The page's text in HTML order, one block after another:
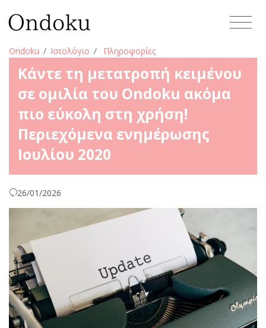
Ondoku Ιστολόγιο Πληροφορίες
Κάντε τη μετατροπή κειμένου
σε ομιλία του Ondoku ακόμα
πιο εύκολη στη χρήση!
Περιεχόμενα ενημέρωσης
Ιουλίου 2020
26/01/2026